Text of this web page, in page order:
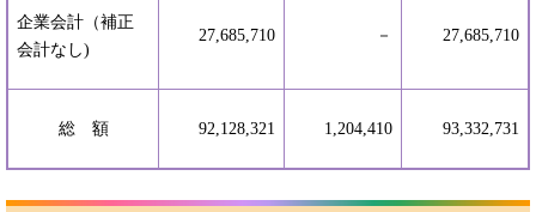
企業会計（補正
会計なし)
27,685,710 － 27,685,710
総 額 92,128,321 1,204,410 93,332,731